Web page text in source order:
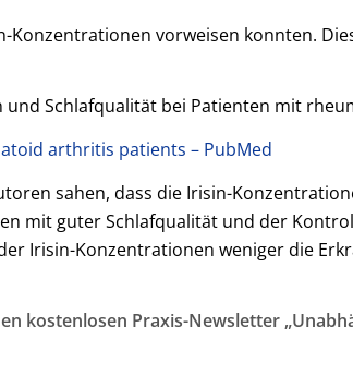
vorweisen konnten.
Schlafqualität bei Patienten mit
arthritis patients – PubMed
sahen, dass die Irisin-
mit guter Schlafqualität und der
Irisin-Konzentrationen weniger die
kostenlosen Praxis-Newsletter